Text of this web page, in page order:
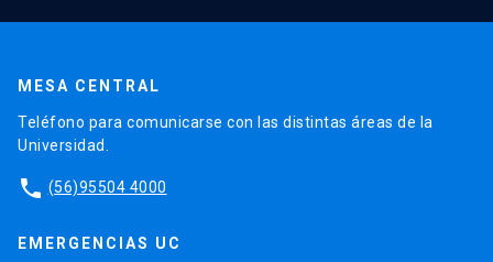
MESA CENTRAL
Teléfono para comunicarse con las distintas áreas de la
Universidad.
phone (56)95504 4000
EMERGENCIAS UC